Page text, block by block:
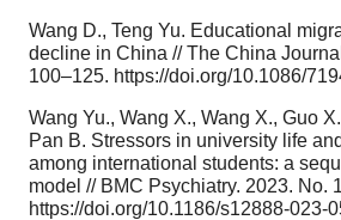
Wang D., Teng Yu. Educational
decline in China // The China
100–125. https://doi.org/10.1086/
Wang Yu., Wang X., Wang X., Guo
Pan B. Stressors in university life
among international students: a
model // BMC Psychiatry. 2023. No.
https://doi.org/10.1186/s12888-023-